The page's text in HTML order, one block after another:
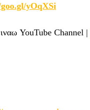
yOqXSi
YouTube Channel |